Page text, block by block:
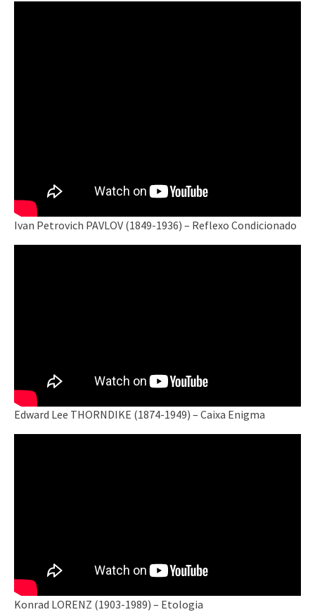
Ivan Petrovich PAVLOV (1849-1936) – Reflexo Condicionado
Edward Lee THORNDIKE (1874-1949) – Caixa Enigma
Konrad LORENZ (1903-1989) – Etologia